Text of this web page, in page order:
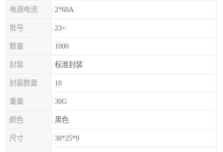
电源电流 2*60A
批号 23+
数量 1000
封装 标准封装
封装数量 10
重量 30G
颜色 黑色
尺寸 38*25*9